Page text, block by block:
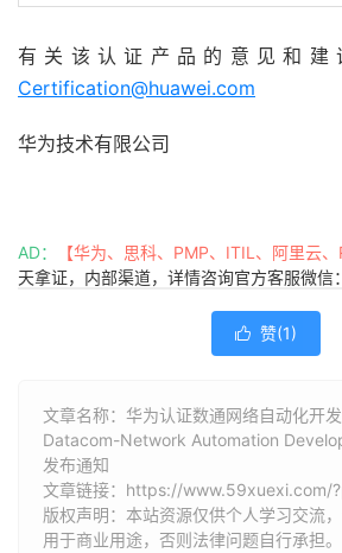
有关该认证产品的意见和建
Certification@huawei.com
华为技术有限公司
AD： 【华为、思科、PMP、ITIL、阿里云、
天拿证，内部渠道，详情咨询官方客服微信
 赞(1)
文章名称：华为认证数通网络自动化开
Datacom-Network Automation
发布通知
文章链接： https://www.59xuexi.com/
版权声明：本站资源仅供个人学习交流
用于商业用途，否则法律问题自行承担。